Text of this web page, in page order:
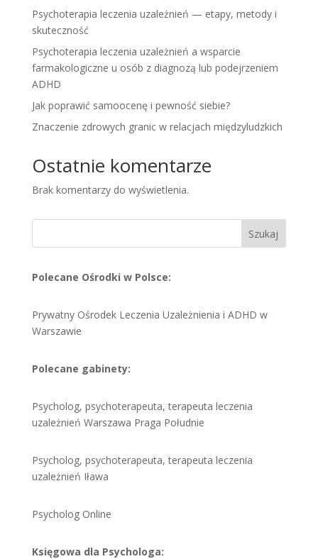
Psychoterapia leczenia uzależnień — etapy, metody i
skuteczność
Psychoterapia leczenia uzależnień a wsparcie
farmakologiczne u osób z diagnozą lub podejrzeniem
ADHD
Jak poprawić samoocenę i pewność siebie?
Znaczenie zdrowych granic w relacjach międzyludzkich
Ostatnie komentarze
Brak komentarzy do wyświetlenia.
Szukaj
Polecane Ośrodki w Polsce:
Prywatny Ośrodek Leczenia Uzależnienia i ADHD w
Warszawie
Polecane gabinety:
Psycholog, psychoterapeuta, terapeuta leczenia
uzależnień Warszawa Praga Południe
Psycholog, psychoterapeuta, terapeuta leczenia
uzależnień Iława
Psycholog Online
Księgowa dla Psychologa: